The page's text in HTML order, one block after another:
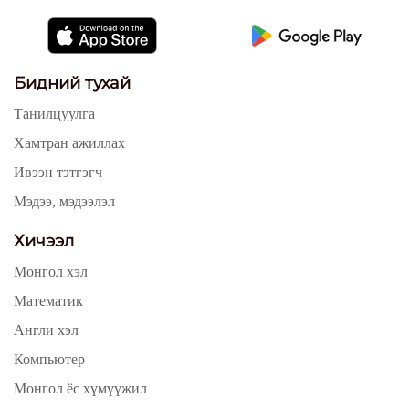
Бидний тухай
Танилцуулга
Хамтран ажиллах
Ивээн тэтгэгч
Мэдээ, мэдээлэл
Хичээл
Монгол хэл
Математик
Англи хэл
Компьютер
Монгол ёс хүмүүжил